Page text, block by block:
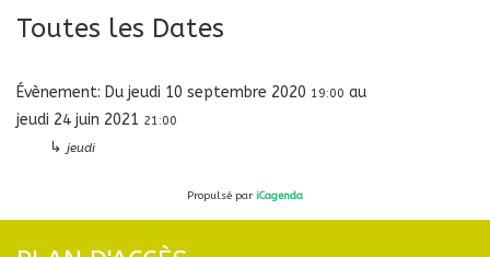
Toutes les Dates
Évènement: Du jeudi 10 septembre 2020 19:00 au
jeudi 24 juin 2021 21:00
↳ jeudi
Propulsé par iCagenda